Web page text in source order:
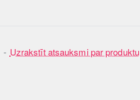
- Uzrakstīt atsauksmi par produktu